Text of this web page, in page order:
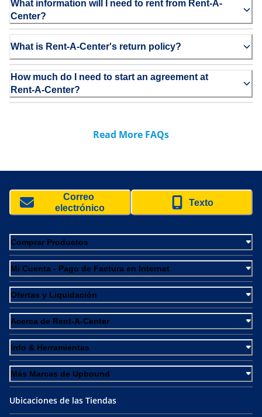
What information will I need to rent from Rent-A-
Center?
What is Rent-A-Center's return policy?
How much do I need to start an agreement at
Rent-A-Center?
Read More FAQs
Correo
electrónico
Texto
Comprar Productos
Mi Cuenta - Pago de Factura en Internet
Ofertas y Liquidación
Acerca de Rent-A-Center
Info & Herramientas
Más Marcas de Upbound
Ubicaciones de las Tiendas